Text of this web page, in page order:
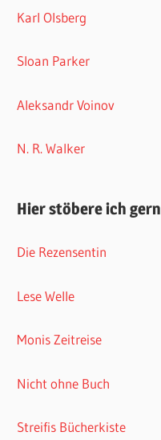
Karl Olsberg
Sloan Parker
Aleksandr Voinov
N. R. Walker
Hier stöbere ich gern
Die Rezensentin
Lese Welle
Monis Zeitreise
Nicht ohne Buch
Streifis Bücherkiste